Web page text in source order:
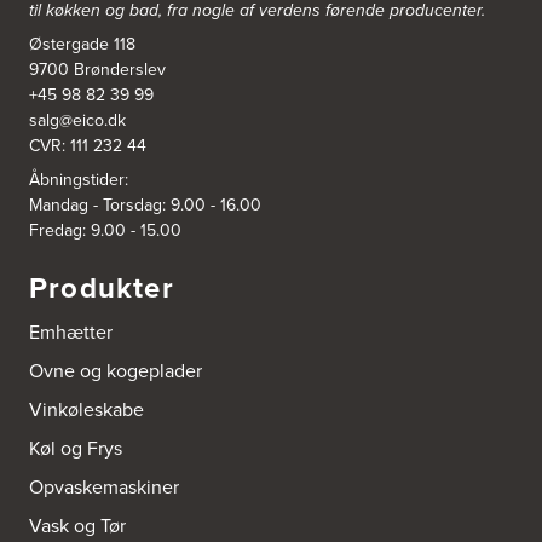
3831: Power Rødovre
Rødovre Centrum 90
2610 Rødovre
https://www.power.dk/butik/power-roedovre/s-3831/
3832: Power Slagelse
Japanvej 8
4200 Slagelse
Tel.:70338080
https://www.power.dk/butik/power-slagelse/s-3832/
3836: Power Frederikshavn
Grønlandsvej 22
9900 Frederikshavn
https://www.power.dk/butik/power-frederikshavn/s-3836/
3841: Power Haderslev
Nordhavnsvej 2
6100 Haderslev
https://www.power.dk/butik/power-haderslev/s-3841/
til køkken og bad, fra nogle af verdens førende producenter.
Østergade 118
9700 Brønderslev
+45 98 82 39 99
salg@eico.dk
CVR: 111 232 44
Åbningstider:
Mandag - Torsdag: 9.00 - 16.00
Fredag: 9.00 - 15.00
Produkter
Emhætter
Ovne og kogeplader
Vinkøleskabe
Køl og Frys
Opvaskemaskiner
Vask og Tør